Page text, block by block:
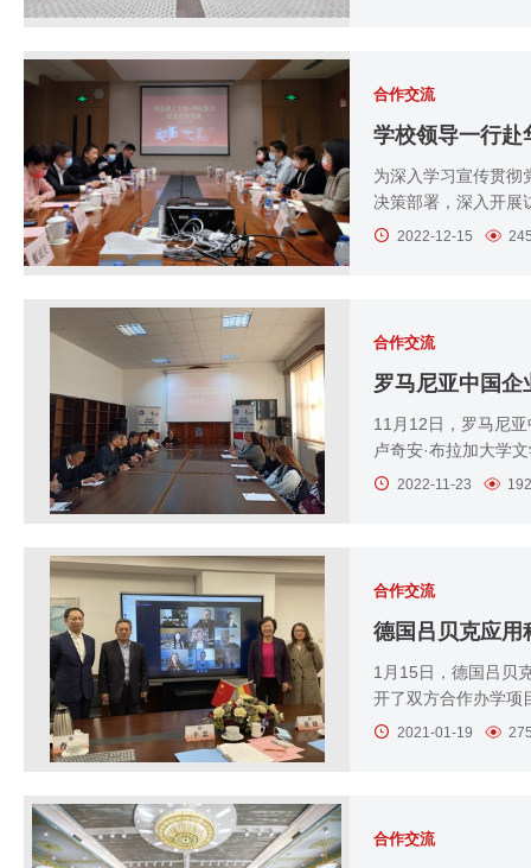
合作交流
学校领导一行赴
为深入学习宣传贯彻
决策部署，深入开展
2022-12-15
合作交流
11月12日，罗马尼
卢奇安·布拉加大学
2022-11-23
合作交流
德国吕贝克应用
1月15日，德国吕贝
开了双方合作办学项
2021-01-19
合作交流